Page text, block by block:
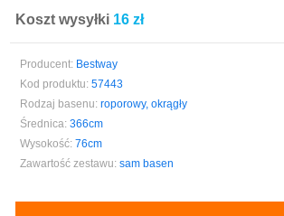
Koszt wysyłki 16 zł
Producent: Bestway
Kod produktu: 57443
Rodzaj basenu: roporowy, okrągły
Średnica: 366cm
Wysokość: 76cm
Zawartość zestawu: sam basen